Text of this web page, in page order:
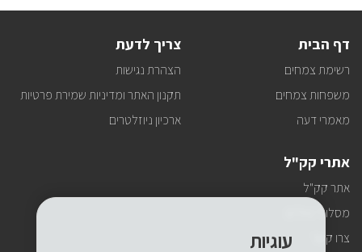
דף הבית
רשימת צמחים
משפחות צמחים
מאמרי דעה
צריך לדעת
הצהרת נגישות
תקנון האתר ומדיניות שמירת פרטיות
ארכיון ניוזלטרים
אתרי קק"ל
אתר קק"ל
מסלולי טיולים
צרו קשר
עוגיות